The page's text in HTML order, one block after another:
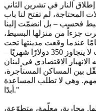
المحتاجة، لم تفتح لنا باب
الذي حُرمت منه خلال 13 عامًا عندما وقعت مدينتها تحت
الاحتلال الإسرائيلي. والآن، تتقاعد براتب لا يتجاوز 350 دولارًا شهريًا –
وهي لا تطلب المساعدة
أبدًا."